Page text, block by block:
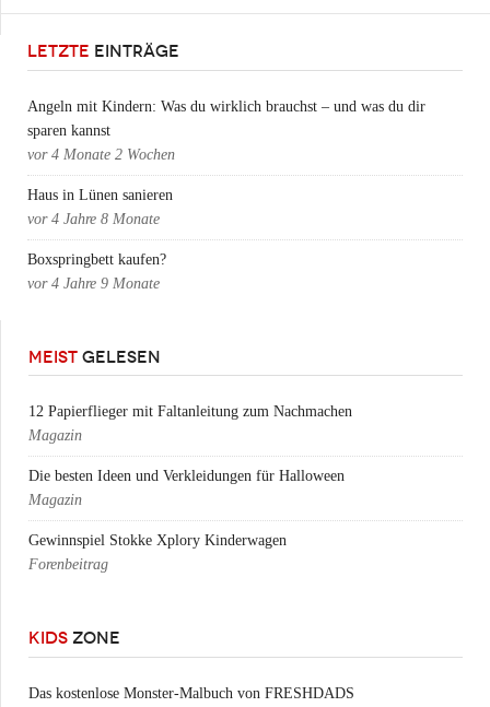
LETZTE EINTRÄGE
Angeln mit Kindern: Was du wirklich brauchst – und was du dir
sparen kannst
vor 4 Monate 2 Wochen
Haus in Lünen sanieren
vor 4 Jahre 8 Monate
Boxspringbett kaufen?
vor 4 Jahre 9 Monate
MEIST GELESEN
12 Papierflieger mit Faltanleitung zum Nachmachen
Magazin
Die besten Ideen und Verkleidungen für Halloween
Magazin
Gewinnspiel Stokke Xplory Kinderwagen
Forenbeitrag
KIDS ZONE
Das kostenlose Monster-Malbuch von FRESHDADS